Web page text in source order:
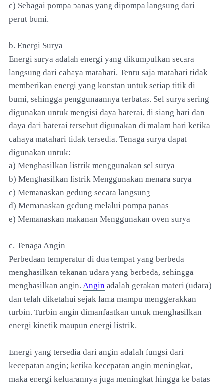
c) Sebagai pompa panas yang dipompa langsung dari
perut bumi.
b. Energi Surya
Energi surya adalah energi yang dikumpulkan secara
langsung dari cahaya matahari. Tentu saja matahari tidak
memberikan energi yang konstan untuk setiap titik di
bumi, sehingga penggunaannya terbatas. Sel surya sering
digunakan untuk mengisi daya baterai, di siang hari dan
daya dari baterai tersebut digunakan di malam hari ketika
cahaya matahari tidak tersedia. Tenaga surya dapat
digunakan untuk:
a) Menghasilkan listrik menggunakan sel surya
b) Menghasilkan listrik Menggunakan menara surya
c) Memanaskan gedung secara langsung
d) Memanaskan gedung melalui pompa panas
e) Memanaskan makanan Menggunakan oven surya
c. Tenaga Angin
Perbedaan temperatur di dua tempat yang berbeda
menghasilkan tekanan udara yang berbeda, sehingga
menghasilkan angin. Angin adalah gerakan materi (udara)
dan telah diketahui sejak lama mampu menggerakkan
turbin. Turbin angin dimanfaatkan untuk menghasilkan
energi kinetik maupun energi listrik.
Energi yang tersedia dari angin adalah fungsi dari
kecepatan angin; ketika kecepatan angin meningkat,
maka energi keluarannya juga meningkat hingga ke batas